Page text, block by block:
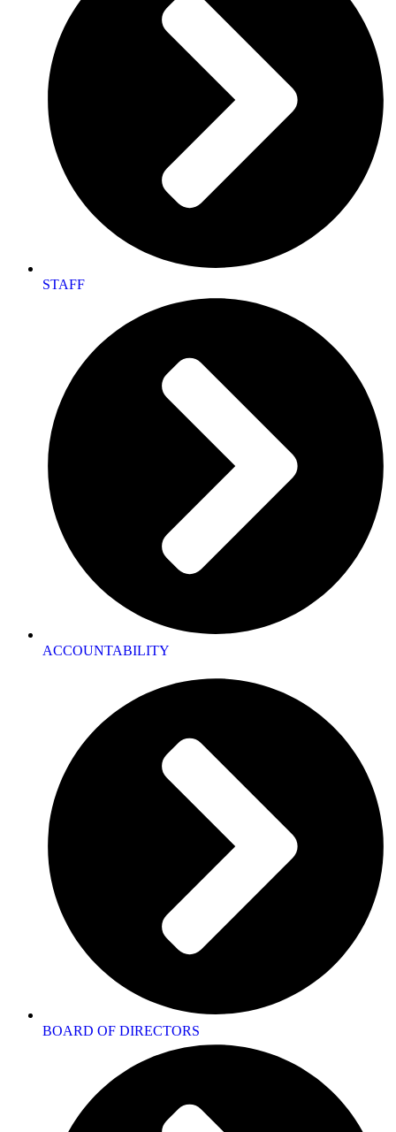
STAFF
ACCOUNTABILITY
BOARD OF DIRECTORS